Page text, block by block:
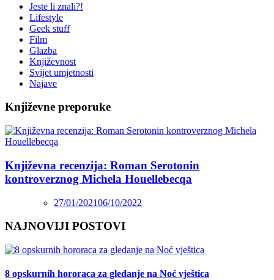
Jeste li znali?!
Lifestyle
Geek stuff
Film
Glazba
Književnost
Svijet umjetnosti
Najave
Književne preporuke
Književna recenzija: Roman Serotonin
kontroverznog Michela Houellebecqa
27/01/202106/10/2022
NAJNOVIJI POSTOVI
8 opskurnih hororaca za gledanje na Noć vještica